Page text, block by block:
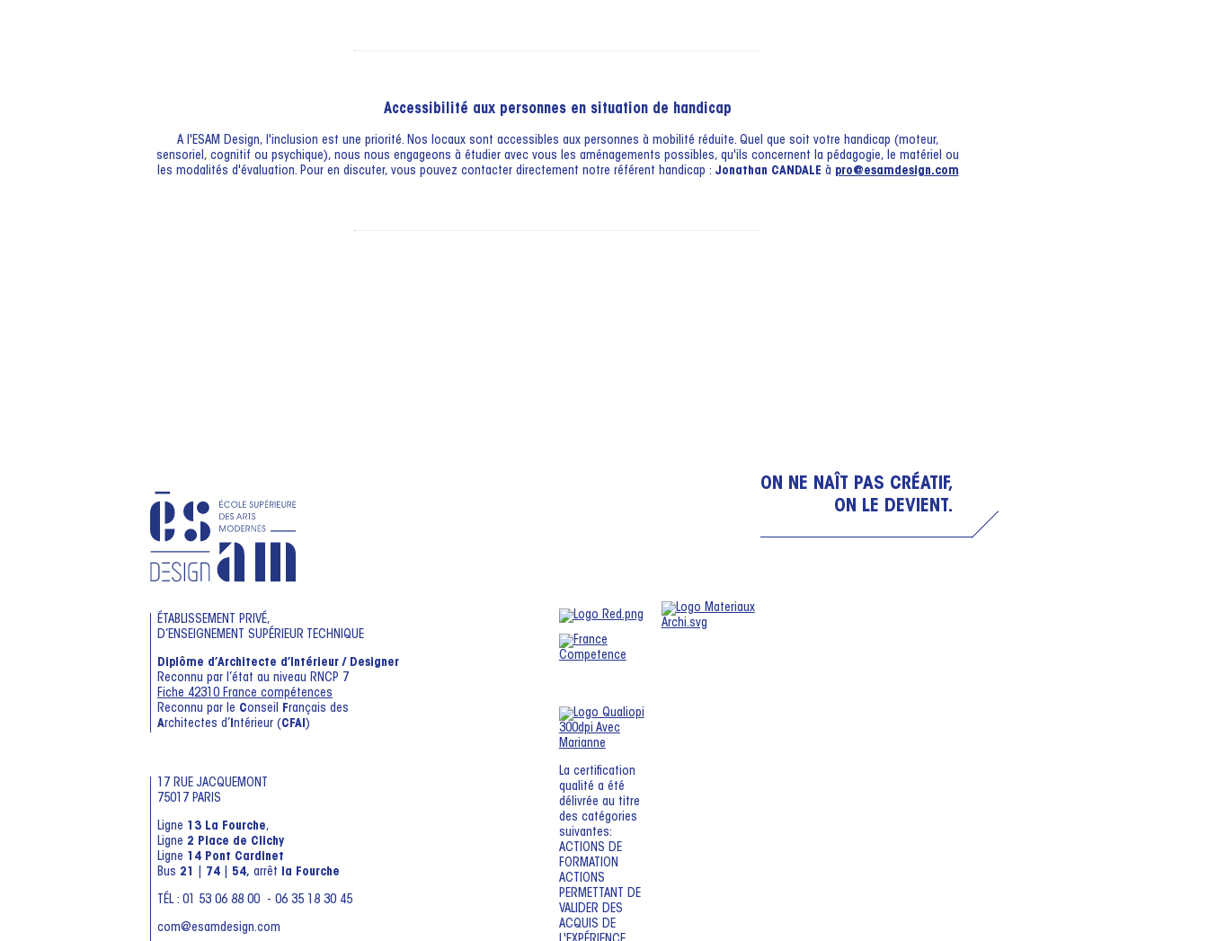
Accessibilité aux personnes en situation de handicap
A l'ESAM Design, l'inclusion est une priorité. Nos locaux sont accessibles aux personnes à mobilité réduite. Quel que soit votre handicap (moteur,
sensoriel, cognitif ou psychique), nous nous engageons à étudier avec vous les aménagements possibles, qu'ils concernent la pédagogie, le matériel ou
les modalités d'évaluation. Pour en discuter, vous pouvez contacter directement notre référent handicap : Jonathan CANDALE à pro@esamdesign.com
ON NE NAÎT PAS CRÉATIF,
ON LE DEVIENT.
ÉTABLISSEMENT PRIVÉ,
D’ENSEIGNEMENT SUPÉRIEUR TECHNIQUE
Diplôme d’Architecte d’Intérieur / Designer
Reconnu par l’état au niveau RNCP 7
Fiche 42310 France compétences
Reconnu par le Conseil Français des
Architectes d’ ntérieur (CFAI )
17 RUE JACQUEMONT
75017 PARIS
Ligne 13 La Fourche,
Ligne 2 Place de Clichy
Ligne 14 Pont Cardinet
Bus 21 74 54, arrêt la Fourche
TÉL : 01 53 06 88 00 - 06 35 18 30 45
com@esamdesign.com
La certification
qualité a été
délivrée au titre
des catégories
suivantes:
ACTIONS DE
FORMATION
ACTIONS
PERMETTANT DE
VALIDER DES
ACQUIS DE